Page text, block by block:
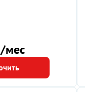
мес